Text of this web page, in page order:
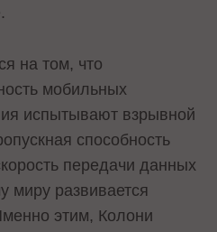
на том, что
мобильных
испытывают взрывной
способность
передачи данных
миру развивается
этим, Колони